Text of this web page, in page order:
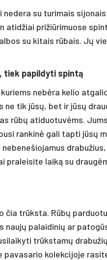
su turimais
atidžiai prižiūrimuose
su kitais rūbais. Jų
tiek papildyti spintą
nebėra kelio
tik jūsų, bet ir jūsų
rūbų atiduotuvėms.
rankinė gali tapti jūsų
praleisite laiką su
trūksta. Rūbų
palaidinių ar
trūkstamų
pavasario kolekcijoje